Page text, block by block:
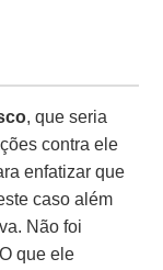
, que seria
contra ele
enfatizar que
caso além
Não foi
que ele